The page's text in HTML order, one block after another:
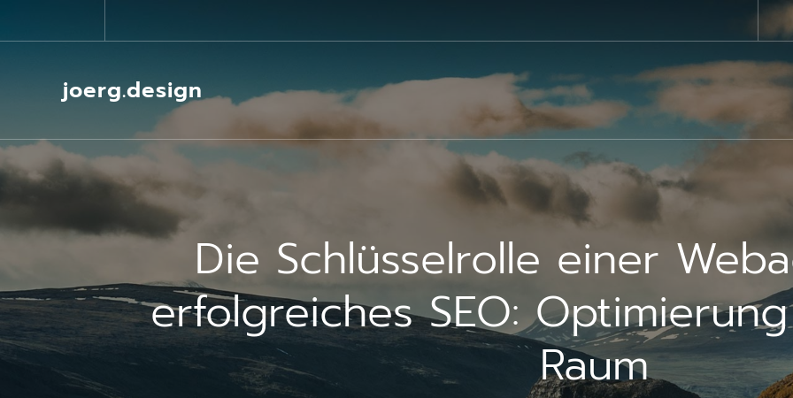
Inhalt
joerg.design
Die Schlüsselrolle einer
erfolgreiches SEO:
Raum